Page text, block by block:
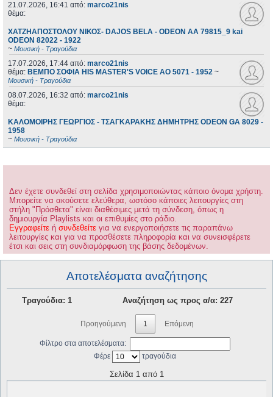
21.07.2026, 16:41 από: marco21nis
θέμα:
ΧΑΤΖΗΑΠΟΣΤΟΛΟΥ ΝΙΚΟΣ- DAJOS BELA - ODEON AA 79815_9 kai
ODEON 82022 - 1922
~ Μουσική - Τραγούδια
17.07.2026, 17:44 από: marco21nis
θέμα: ΒΕΜΠΟ ΣΟΦΙΑ HIS MASTER'S VOICE AO 5071 - 1952 ~
Μουσική - Τραγούδια
08.07.2026, 16:32 από: marco21nis
θέμα:
ΚΑΛΟΜΟΙΡΗΣ ΓΕΩΡΓΙΟΣ - ΤΣΑΓΚΑΡΑΚΗΣ ΔΗΜΗΤΡΗΣ ODEON GA 8029 -
1958
~ Μουσική - Τραγούδια
Δεν έχετε συνδεθεί στη σελίδα χρησιμοποιώντας κάποιο όνομα χρήστη.
Μπορείτε να ακούσετε ελεύθερα, ωστόσο κάποιες λειτουργίες στη
στήλη "Πρόσθετα" είναι διαθέσιμες μετά τη σύνδεση, όπως η
δημιουργία Playlists και οι επιθυμίες στο ράδιο.
Εγγραφείτε ή συνδεθείτε για να ενεργοποιήσετε τις παραπάνω
λειτουργίες και για να προσθέσετε πληροφορία και να συνεισφέρετε
έτσι και σεις στη συνδιαμόρφωση της βάσης δεδομένων.
Αποτελέσματα αναζήτησης
Τραγούδια: 1 Αναζήτηση ως προς α/α: 227
Προηγούμενη 1 Επόμενη
Φίλτρο στα αποτελέσματα:
Φέρε
τραγούδια
Σελίδα 1 από 1